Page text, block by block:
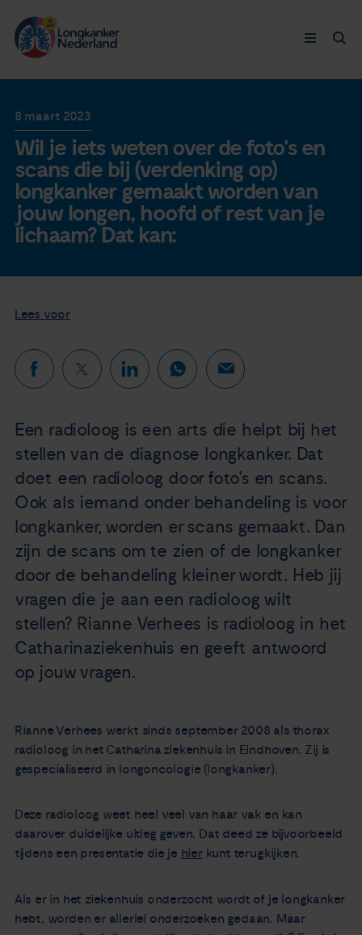
Nieuws
Agenda
Over ons
Zorgverleners
Contact
Longkanker
Leven met
Ervaringen
Thymuskankers
8 maart 2023
Wil je iets weten over de foto's en
scans die bij (verdenking op)
longkanker gemaakt worden van
jouw longen, hoofd of rest van je
lichaam? Dat kan:
Lees voor
Een radioloog is een arts die helpt bij het
stellen van de diagnose longkanker. Dat
doet een radioloog door foto's en scans.
Ook als iemand onder behandeling is voor
longkanker, worden er scans gemaakt. Dan
zijn de scans om te zien of de longkanker
door de behandeling kleiner wordt. Heb jij
vragen die je aan een radioloog wilt
stellen? Rianne Verhees is radioloog in het
Catharinaziekenhuis en geeft antwoord
op jouw vragen.
Rianne Verhees werkt sinds september 2008 als thorax
radioloog in het Catharina ziekenhuis in Eindhoven. Zij is
gespecialiseerd in longoncologie (longkanker).
Deze radioloog weet heel veel van haar vak en kan
daarover duidelijke uitleg geven. Dat deed ze bijvoorbeeld
tijdens een presentatie die je hier kunt terugkijken.
Als er in het ziekenhuis onderzocht wordt of je longkanker
hebt, worden er allerlei onderzoeken gedaan. Maar